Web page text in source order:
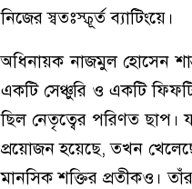
নিজের স্বতঃস্ফূর্ত ব্যাটিংয়ে।
অধিনায়ক নাজমুল হোসেন
একটি সেঞ্চুরি ও একটি ফিফটি
ছিল নেতৃত্বের পরিণত
প্রয়োজন হয়েছে, তখন
মানসিক শক্তির প্রতীকও।